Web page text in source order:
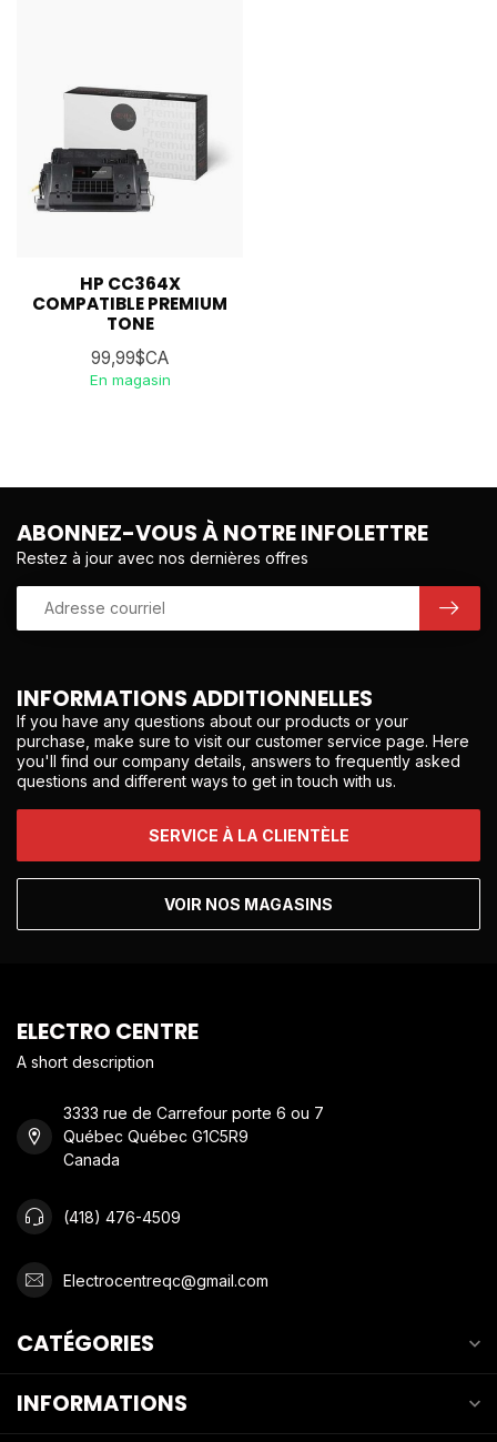
HP CC364X
COMPATIBLE PREMIUM
TONE
99,99$CA
En magasin
INFORMATIONS ADDITIONNELLES
If you have any questions about our products or your
purchase, make sure to visit our customer service page. Here
you'll find our company details, answers to frequently asked
questions and different ways to get in touch with us.
SERVICE À LA CLIENTÈLE
VOIR NOS MAGASINS
ABONNEZ-VOUS À NOTRE INFOLETTRE
Restez à jour avec nos dernières offres
ELECTRO CENTRE
A short description
3333 rue de Carrefour porte 6 ou 7
Québec Québec G1C5R9
Canada
(418) 476-4509
Electrocentreqc@gmail.com
CATÉGORIES
INFORMATIONS